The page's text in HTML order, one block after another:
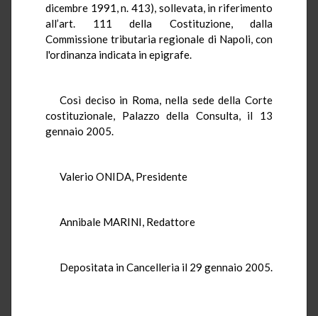
dicembre 1991, n. 413), sollevata, in riferimento
all’art. 111 della Costituzione, dalla
Commissione tributaria regionale di Napoli, con
l'ordinanza indicata in epigrafe.
Così deciso in Roma, nella sede della Corte
costituzionale, Palazzo della Consulta, il 13
gennaio 2005.
Valerio ONIDA, Presidente
Annibale MARINI, Redattore
Depositata in Cancelleria il 29 gennaio 2005.